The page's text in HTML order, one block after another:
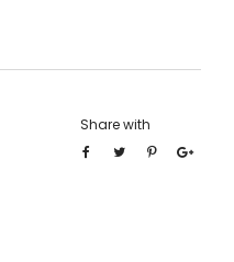
Share with